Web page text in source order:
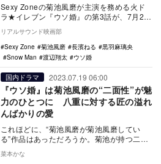
Sexy Zoneの菊池風磨が主演を務める火ド
ラ★イレブン『ウソ婚』の第3話が、7月25
日23時よりカンテレ・フジテレビ系で放
送…
リアルサウンド映画部
Sexy Zone
菊池風磨 長濱ねる
黒羽麻璃央
Snow Man
渡辺翔太 ウソ婚
国内ドラマ 2023.07.19 06:00
『ウソ婚』は菊池風磨の“二面性”が魅
力のひとつに 八重に対する匠の溢れ
んばかりの愛
これほどに、“菊池風磨が菊池風磨してい
る”作品はあっただろうか。菊池が持つ二面
ンテレ・フジ…
菜本かな